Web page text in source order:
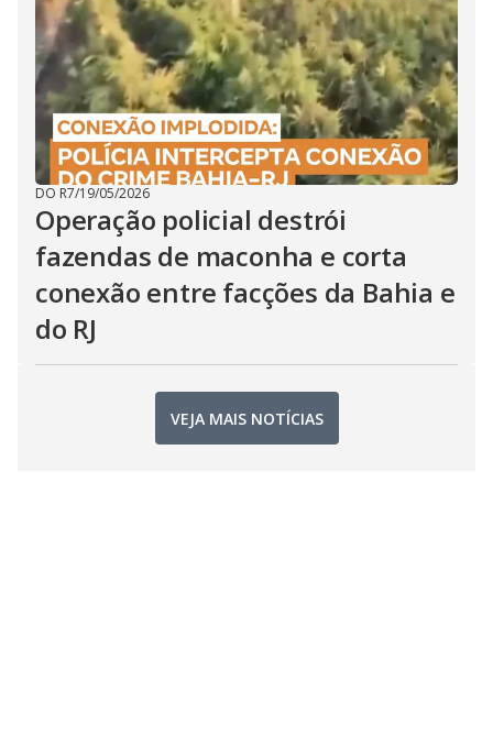
DO R7/19/05/2026
Operação policial destrói
fazendas de maconha e corta
conexão entre facções da Bahia e
do RJ
VEJA MAIS NOTÍCIAS